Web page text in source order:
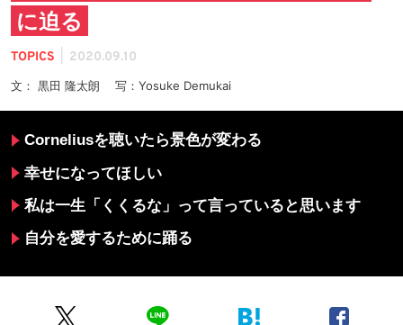
に迫る
TOPICS 2020.09.10
文： 黒田 隆太朗 写：Yosuke Demukai
Corneliusを聴いたら景色が変わる
幸せになってほしい
私は一生「くくるな」って言っていると思います
自分を愛するために踊る